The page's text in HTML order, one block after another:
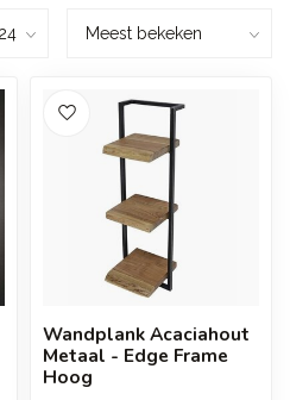
Wandplank Acaciahout
Metaal - Edge Frame
Hoog